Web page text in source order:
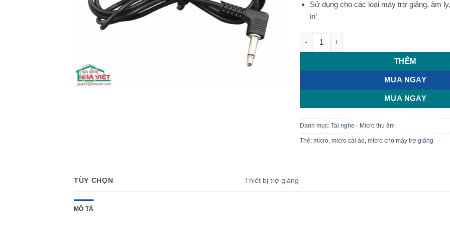
Sử dụng cho các loại máy trợ giảng, âm
in’
Micro rời cài áo cho máy trợ giảng jack
THÊM
MUA NGAY
MUA NGAY
Danh mục: Tai nghe - Micro thu âm
Thẻ: micro, micro cài áo, micro cho máy trợ giảng
TÙY CHỌN Thiết bị trợ giảng
MÔ TẢ